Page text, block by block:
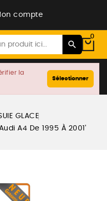
compte
0
la
Sélectionner
GLACE
A4 De 1995 À 2001'